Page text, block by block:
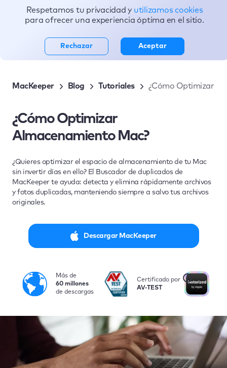
Tópicos
MacKeeper Blog Tutoriales ¿Cómo Optimizar
¿Cómo Optimizar
Almacenamiento Mac?
¿Quieres optimizar el espacio de almacenamiento de tu Mac
sin invertir días en ello? El Buscador de duplicados de
MacKeeper te ayuda: detecta y elimina rápidamente archivos
y fotos duplicadas, manteniendo siempre a salvo tus archivos
originales.
Descargar MacKeeper
Más de
60 millones
de descargas
i
Certificado por
AV-TEST
Respetamos tu privacidad y utilizamos cookies
para ofrecer una experiencia óptima en el sitio.
Rechazar Aceptar